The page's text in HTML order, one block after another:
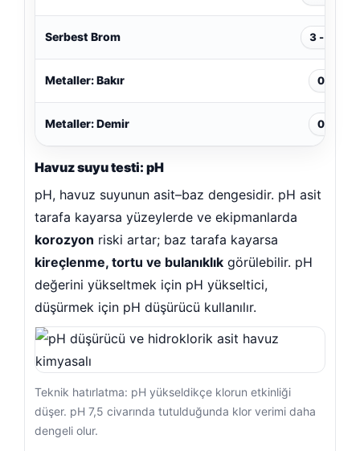
Havuz Robotu Yedek
Malzemeleri
Serbest Brom 3 - 5 ppm
Metaller: Bakır 0 ppm
Metaller: Demir 0 ppm
Havuz suyu testi: pH
pH, havuz suyunun asit–baz dengesidir. pH asit
tarafa kayarsa yüzeylerde ve ekipmanlarda
korozyon riski artar; baz tarafa kayarsa
kireçlenme, tortu ve bulanıklık görülebilir. pH
değerini yükseltmek için pH yükseltici,
düşürmek için pH düşürücü kullanılır.
Teknik hatırlatma: pH yükseldikçe klorun etkinliği
düşer. pH 7,5 civarında tutulduğunda klor verimi daha
dengeli olur.